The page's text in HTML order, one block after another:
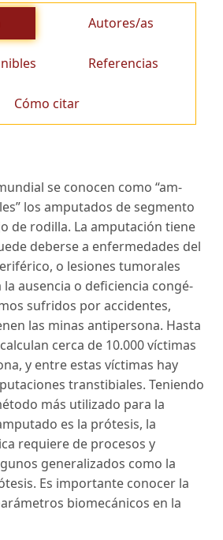
Autores/as
Referencias
Cómo citar
se conocen como “am­
los amputados de segmento
de rodilla. La amputación tie­ne
deberse a enfermedades del
o lesiones tumorales
la ausencia o deficiencia congé­
sufridos por accidentes,
las minas antipersona. Hasta
cerca de 10.000 víctimas
y entre estas víctimas hay
transtibiales. Teniendo
más utilizado para la
es la prótesis, la
requiere de procesos y
generalizados como la
Es importante conocer la
biomecánicos en la